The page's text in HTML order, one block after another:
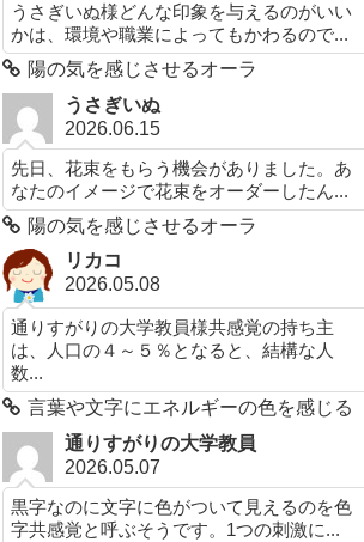
うさぎいぬ様どんな印象を与えるのがいい
かは、環境や職業によってもかわるので...
陽の気を感じさせるオーラ
うさぎいぬ
2026.06.15
先日、花束をもらう機会がありました。あ
なたのイメージで花束をオーダーしたん...
陽の気を感じさせるオーラ
リカコ
2026.05.08
通りすがりの大学教員様共感覚の持ち主
は、人口の４～５％となると、結構な人
数...
言葉や文字にエネルギーの色を感じる
通りすがりの大学教員
2026.05.07
黒字なのに文字に色がついて見えるのを色
字共感覚と呼ぶそうです。1つの刺激に...